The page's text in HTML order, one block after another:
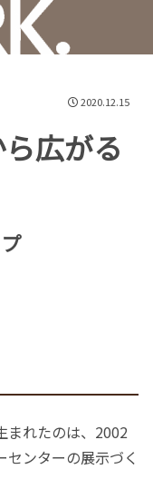
2020.12.15
広がる
まれたのは、2002
ンターの展示づく